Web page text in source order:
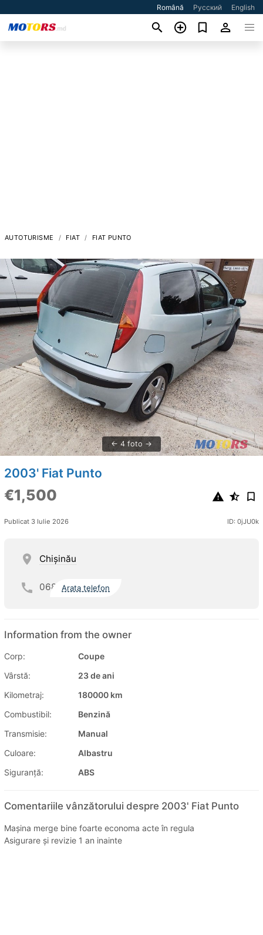
Română Русский English
AUTOTURISME FIAT FIAT PUNTO
4 foto
2003' Fiat Punto
€1,500
Publicat 3 Iulie 2026 ID: 0jJU0k
Chişinău
068 Arata telefon
Information from the owner
Corp:
Coupe
Vârstă:
23 de ani
Kilometraj:
180000 km
Combustibil:
Benzină
Transmisie:
Manual
Culoare:
Albastru
Siguranţă:
ABS
Comentariile vânzătorului despre 2003' Fiat Punto
Mașina merge bine foarte economa acte în regula
Asigurare și revizie 1 an inainte